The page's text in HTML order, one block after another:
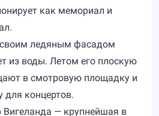
как мемориал и
ледяным фасадом
из воды. Летом его плоскую
в смотровую площадку и
для концертов.
Вигеланда — крупнейшая в